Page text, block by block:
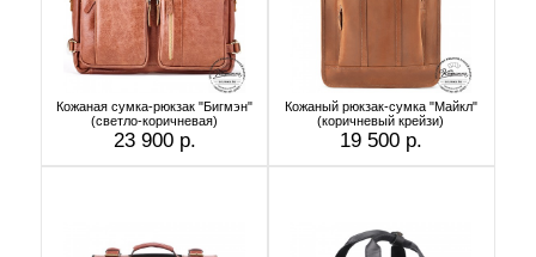
Кожаная сумка-рюкзак "Бигмэн"
(светло-коричневая)
23 900 р.
Кожаный рюкзак-сумка "Майкл"
(коричневый крейзи)
19 500 р.